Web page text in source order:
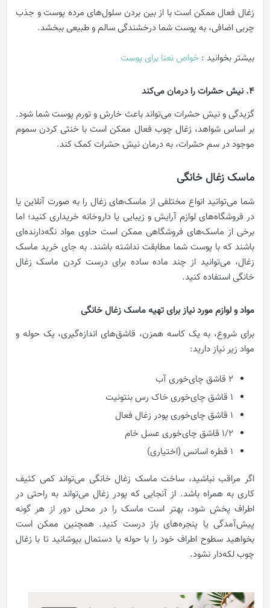
زغال فعال ممکن است با از بین بردن سلول‌های مرده پوست و جذب
چربی اضافی، به پوست شما درخشندگی سالم و طبیعی ببخشد.
بیشتر بخوانید : خواص نعنا برای پوست
4. نیش حشرات را درمان می‌کند
گزیدگی و نیش حشرات می‌تواند باعث خارش و تورم پوست شما شود.
بر اساس شواهد، زغال چوب فعال ممکن است با خنثی کردن سموم
موجود در سم حشرات، به درمان نیش حشرات کمک کند.
ماسک زغال خانگی
شما می‌توانید انواع مختلفی از ماسک‌های زغال را به صورت آنلاین یا
در فروشگاه‌های لوازم آرایش و زیبایی یا داروخانه خریداری کنید؛ اما
برخی از ماسک‌های فروشگاهی ممکن است حاوی مواد نگه‌دارنده‌ای
باشند که با پوست شما مطابقت نداشته باشند. به جای خرید ماسک
زغال، می‌توانید از چند ماده ساده برای درست کردن ماسک زغال
خانگی استفاده کنید.
مواد و لوازم مورد نیاز برای تهیه ماسک زغال خانگی
برای شروع، به یک کاسه همزن، قاشق‌های اندازه‌گیری، یک حوله و
مواد زیر نیاز دارید:
2 قاشق چای‌خوری آب
1 قاشق چای‌خوری خاک رس بنتونیت
1 قاشق چای‌خوری پودر زغال فعال
1/2 قاشق چای‌خوری عسل خام
1 قطره اسانس (اختیاری)
اگر مراقب نباشید، ساخت ماسک زغال خانگی می‌تواند کمی کثیف
کاری به همراه باشد. از آنجایی که پودر زغال می‌تواند به راحتی در
اطراف پخش شود، بهتر است ماسک را در محلی دور از هر گونه
پیش‌آمدگی یا پنجره‌های باز درست کنید. همچنین ممکن است
بخواهید سطوح اطراف خود را با حوله یا دستمال بپوشانید تا با زغال
چوب لکه‌دار نشود.